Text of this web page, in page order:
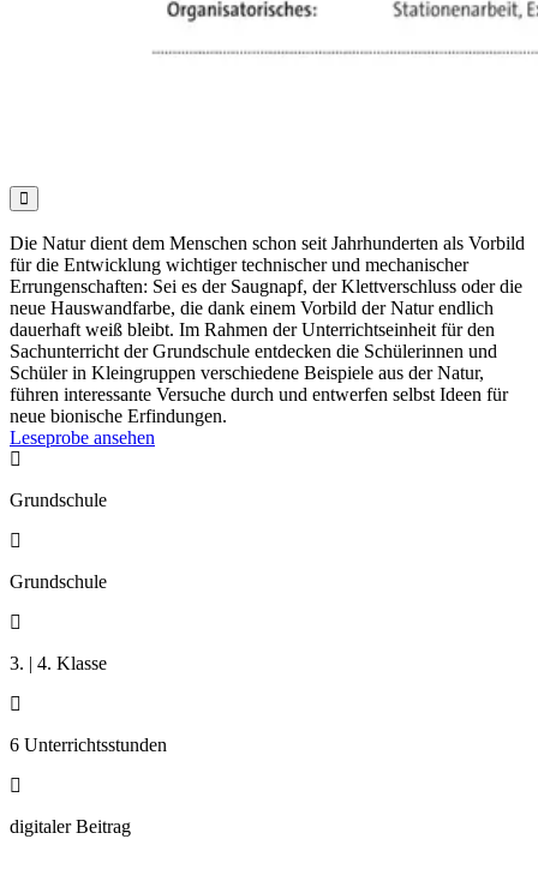

Die Natur dient dem Menschen schon seit Jahrhunderten als Vorbild
für die Entwicklung wichtiger technischer und mechanischer
Errungenschaften: Sei es der Saugnapf, der Klettverschluss oder die
neue Hauswandfarbe, die dank einem Vorbild der Natur endlich
dauerhaft weiß bleibt. Im Rahmen der Unterrichtseinheit für den
Sachunterricht der Grundschule entdecken die Schülerinnen und
Schüler in Kleingruppen verschiedene Beispiele aus der Natur,
führen interessante Versuche durch und entwerfen selbst Ideen für
neue bionische Erfindungen.
Leseprobe ansehen

Grundschule

Grundschule

3. | 4. Klasse

6 Unterrichtsstunden

digitaler Beitrag